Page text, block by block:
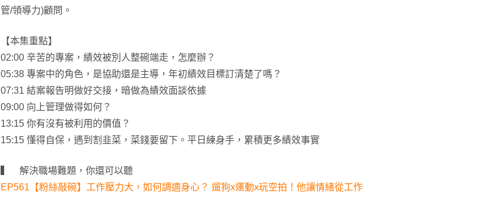
管/領導力)顧問。
【本集重點】
02:00 辛苦的專案，績效被別人整碗端走，怎麼辦？
05:38 專案中的角色，是協助還是主導，年初績效目標訂清楚了嗎？
07:31 結案報告明做好交接，暗做為績效面談依據
09:00 向上管理做得如何？
13:15 你有沒有被利用的價值？
15:15 懂得自保，遇到割韭菜，菜錢要留下。平日練身手，累積更多績效事實
▍ 解決職場難題，你還可以聽
EP561【粉絲敲碗】工作壓力大，如何調適身心？ 遛狗x運動x玩空拍！他讓情緒從工作